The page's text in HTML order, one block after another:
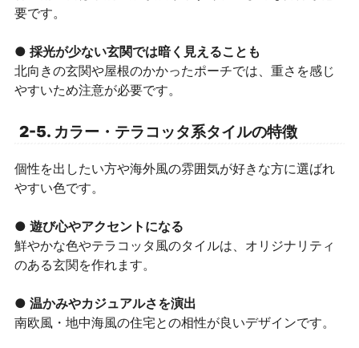
要です。
● 採光が少ない玄関では暗く見えることも
北向きの玄関や屋根のかかったポーチでは、重さを感じ
やすいため注意が必要です。
2-5. カラー・テラコッタ系タイルの特徴
個性を出したい方や海外風の雰囲気が好きな方に選ばれ
やすい色です。
● 遊び心やアクセントになる
鮮やかな色やテラコッタ風のタイルは、オリジナリティ
のある玄関を作れます。
● 温かみやカジュアルさを演出
南欧風・地中海風の住宅との相性が良いデザインです。